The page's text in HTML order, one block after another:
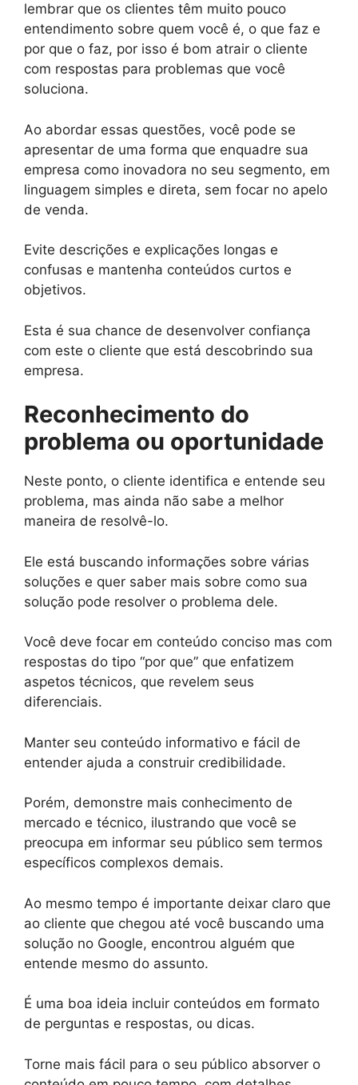
lembrar que os clientes têm muito pouco
entendimento sobre quem você é, o que faz e
por que o faz, por isso é bom atrair o cliente
com respostas para problemas que você
soluciona.
Ao abordar essas questões, você pode se
apresentar de uma forma que enquadre sua
empresa como inovadora no seu segmento, em
linguagem simples e direta, sem focar no apelo
de venda.
Evite descrições e explicações longas e
confusas e mantenha conteúdos curtos e
objetivos.
Esta é sua chance de desenvolver confiança
com este o cliente que está descobrindo sua
empresa.
Reconhecimento do
problema ou oportunidade
Neste ponto, o cliente identifica e entende seu
problema, mas ainda não sabe a melhor
maneira de resolvê-lo.
Ele está buscando informações sobre várias
soluções e quer saber mais sobre como sua
solução pode resolver o problema dele.
Você deve focar em conteúdo conciso mas com
respostas do tipo “por que” que enfatizem
aspetos técnicos, que revelem seus
diferenciais.
Manter seu conteúdo informativo e fácil de
entender ajuda a construir credibilidade.
Porém, demonstre mais conhecimento de
mercado e técnico, ilustrando que você se
preocupa em informar seu público sem termos
específicos complexos demais.
Ao mesmo tempo é importante deixar claro que
ao cliente que chegou até você buscando uma
solução no Google, encontrou alguém que
entende mesmo do assunto.
É uma boa ideia incluir conteúdos em formato
de perguntas e respostas, ou dicas.
Torne mais fácil para o seu público absorver o